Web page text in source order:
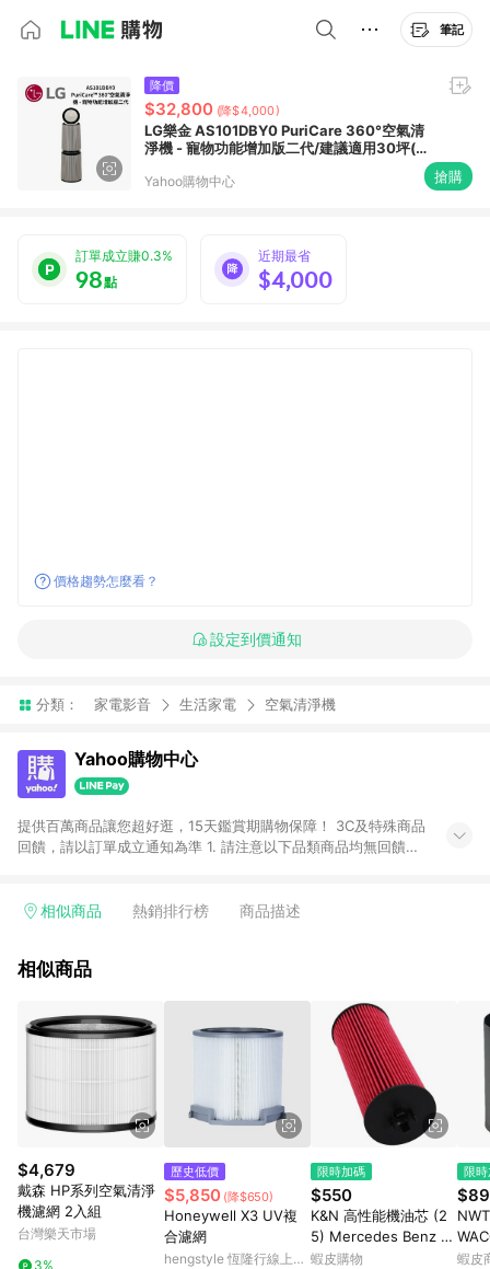
筆記
降價
$32,800 (降$4,000)
LG樂金 AS101DBY0 PuriCare 360°空氣清
淨機 - 寵物功能增加版二代/建議適用30坪(雙
Yahoo購物中心 搶購
訂單成立賺0.3%
98點
近期最省
$4,000
價格趨勢怎麼看？
設定到價通知
分類： 家電影音 生活家電 空氣清淨機
Yahoo購物中心
提供百萬商品讓您超好逛，15天鑑賞期購物保障！ 3C及特殊商品
回饋，請以訂單成立通知為準 1. 請注意以下品類商品均無回饋：
電玩/遊戲/相機/單眼/鏡頭/拍立得 [2024/6/1起適用] -內接硬
的購回饋活動享Yahoo超贈點回饋者 - 購物中心商店之商品：商
3. 訂單回饋金額將扣除運費/購物金/超贈點/福利金/紅利折抵/折
價券等虛擬貨幣折抵 4. 大宗採購或批發轉賣不具回饋資格： 如
有相關事證認定您為大宗採購、批發轉賣而非最終消費使用者，
相關認定以Yahoo購物中心之認定為準
相似商品 熱銷排行榜 商品描述
相似商品
$4,679
戴森 HP系列空氣清淨
機濾網 2入組
台灣樂天市場
3%
歷史低價
$5,850 (降$650)
Honeywell X3 UV複
合濾網
hengstyle 恆隆行線上購
限時加碼
$550
K&N 高性能機油芯 (2
5) Mercedes Benz 賓
士AMG CLS63 5.5 C2
蝦皮購物
限
蝦皮